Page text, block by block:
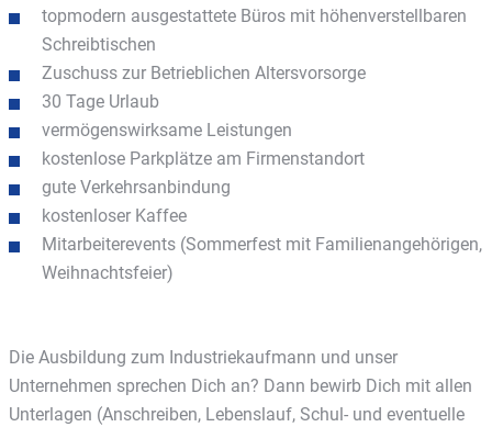
topmodern ausgestattete Büros mit höhenverstellbaren
Schreibtischen
Zuschuss zur Betrieblichen Altersvorsorge
30 Tage Urlaub
vermögenswirksame Leistungen
kostenlose Parkplätze am Firmenstandort
gute Verkehrsanbindung
kostenloser Kaffee
Mitarbeiterevents (Sommerfest mit Familienangehörigen,
Weihnachtsfeier)
Die Ausbildung zum Industriekaufmann und unser
Unternehmen sprechen Dich an? Dann bewirb Dich mit allen
Unterlagen (Anschreiben, Lebenslauf, Schul- und eventuelle